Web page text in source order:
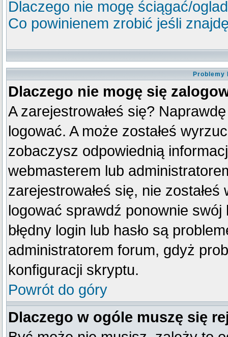
Dlaczego nie mogę ściągać/
Co powinienem zrobić jeśli
Problemy
Dlaczego nie mogę się
A zarejestrowałeś się?
logować. A może zostałeś
zobaczysz odpowiednią
webmasterem lub
zarejestrowałeś się, nie
logować sprawdź ponownie swój
błędny login lub hasło są
administratorem forum, gdyż
konfiguracji skryptu.
Powrót do góry
Dlaczego w ogóle muszę się